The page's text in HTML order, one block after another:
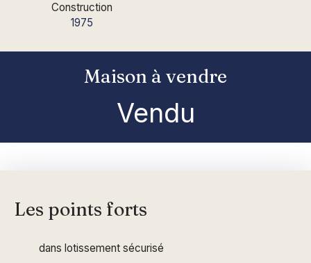
Construction
1975
Maison à vendre
Vendu
Les points forts
dans lotissement sécurisé